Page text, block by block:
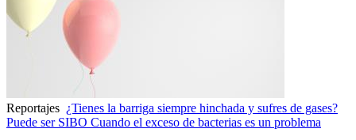
Reportajes ¿Tienes la barriga siempre hinchada y sufres de gases?
Puede ser SIBO Cuando el exceso de bacterias es un problema